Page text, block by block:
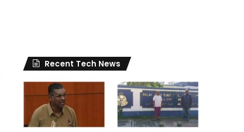
Recent Tech News